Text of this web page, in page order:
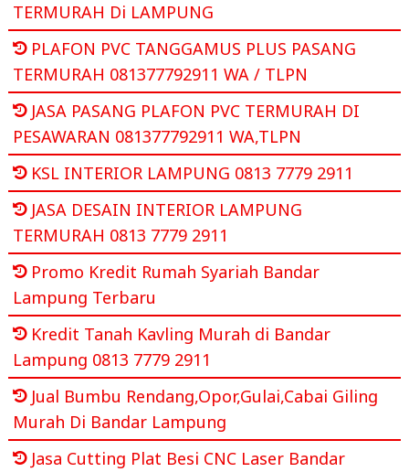
TERMURAH Di LAMPUNG
PLAFON PVC TANGGAMUS PLUS PASANG
TERMURAH 081377792911 WA / TLPN
JASA PASANG PLAFON PVC TERMURAH DI
PESAWARAN 081377792911 WA,TLPN
KSL INTERIOR LAMPUNG 0813 7779 2911
JASA DESAIN INTERIOR LAMPUNG
TERMURAH 0813 7779 2911
Promo Kredit Rumah Syariah Bandar
Lampung Terbaru
Kredit Tanah Kavling Murah di Bandar
Lampung 0813 7779 2911
Jual Bumbu Rendang,Opor,Gulai,Cabai Giling
Murah Di Bandar Lampung
Jasa Cutting Plat Besi CNC Laser Bandar